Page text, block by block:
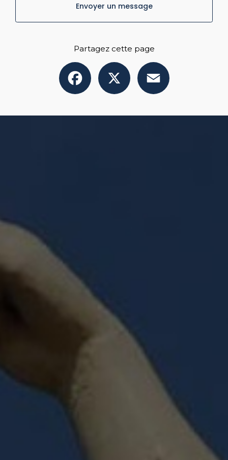
Envoyer un message
Partagez cette page
Facebook